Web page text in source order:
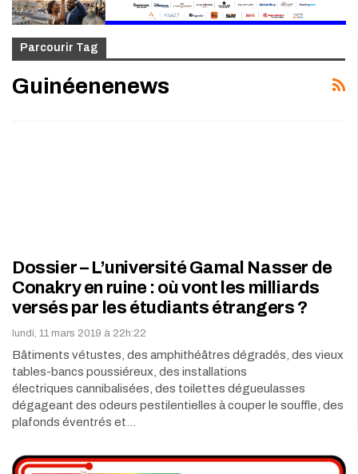
Parcourir Tag
Guinéenenews
Dossier – L’université Gamal Nasser de
Conakry en ruine : où vont les milliards
versés par les étudiants étrangers ?
lundi, 11 mars 2019 à 22h:22
Bâtiments vétustes, des amphithéâtres dégradés, des vieux
tables-bancs poussiéreux, des installations
électriques cannibalisées, des toilettes dégueulasses
dégageant des odeurs pestilentielles à couper le souffle, des
plafonds éventrés et…